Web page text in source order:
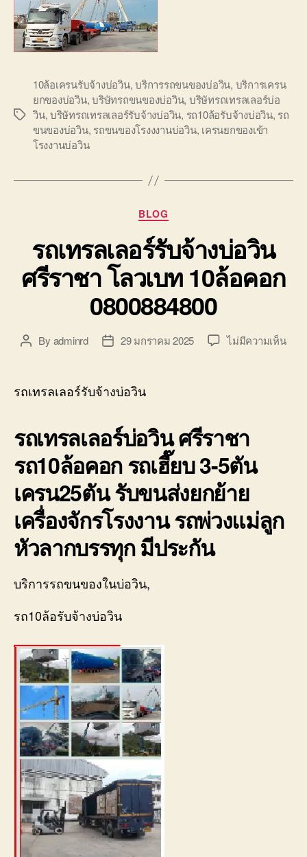
Tags
10ล้อเครนรับจ้างบ่อวิน,บริการรถขนของบ่อวิน, บริการเครน
ยกของบ่อวิน,บริษัทรถขนของบ่อวิน, บริษัทรถเทรลเลอร์บ่อ
วิน,บริษัทรถเทรลเลอร์รับจ้างบ่อวิน, รถ10ล้อรับจ้างบ่อวิน, รถ
ขนของบ่อวิน, รถขนของโรงงงานบ่อวิน, เครนยกของเข้า
โรงงานบ่อวิน
Categories
BLOG
รถเทรลเลอร์รับจ้างบ่อวิน
ศรีราชา โลวเบท 10ล้อคอก
0800884800
PostBy adminrd
Post29 มกราคม 2025 ไม่มีความเห็นบน
รถเทรลเลอร์รับจ้างบ่อวิน
รถเทรลเลอร์บ่อวิน ศรีราชา
รถ10ล้อคอก รถเฮี๊ยบ 3-5ตัน
เครน25ตัน รับขนส่งยกย้าย
เครื่องจักรโรงงาน รถพ่วงแม่ลูก
หัวลากบรรทุก มีประกัน
บริการรถขนของในบ่อวิน,
รถ10ล้อรับจ้างบ่อวิน